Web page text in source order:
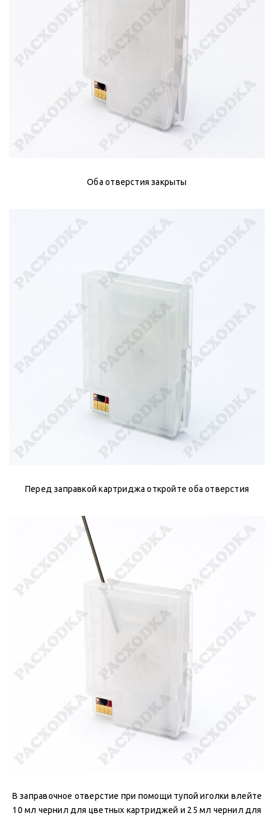
Оба отверстия закрыты
Перед заправкой картриджа откройте оба отверстия
В заправочное отверстие при помощи тупой иголки влейте
10 мл чернил для цветных картриджей и 25 мл чернил для